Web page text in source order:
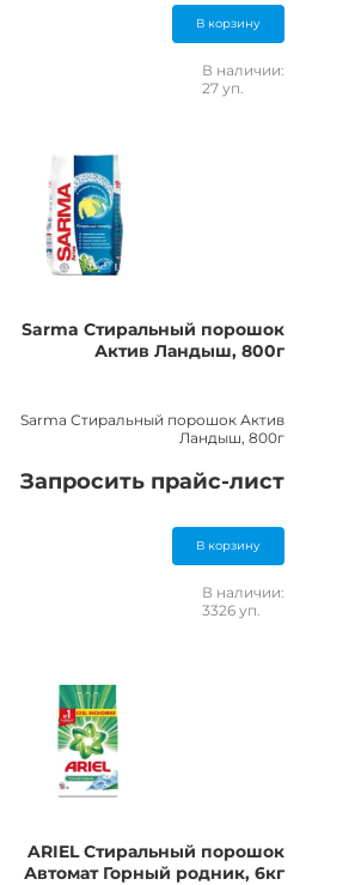
В корзину
В наличии:
27 уп.
Sarma Стиральный порошок
Актив Ландыш, 800г
Sarma Стиральный порошок Актив
Ландыш, 800г
Запросить прайс-лист
В корзину
В наличии:
3326 уп.
ARIEL Стиральный порошок
Автомат Горный родник, 6кг